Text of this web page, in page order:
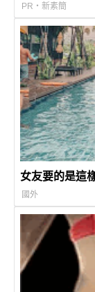
PR・新素簡
女友要的是這
國外